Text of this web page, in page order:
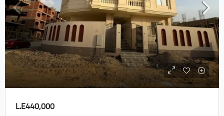
L.E440,000